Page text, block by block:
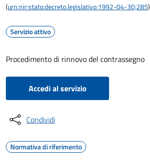
(urn:nir:stato:decreto.legislativo:1992-04-30;285)
Servizio attivo
Procedimento di rinnovo del contrassegno
Accedi al servizio
Condividi
Normativa di riferimento